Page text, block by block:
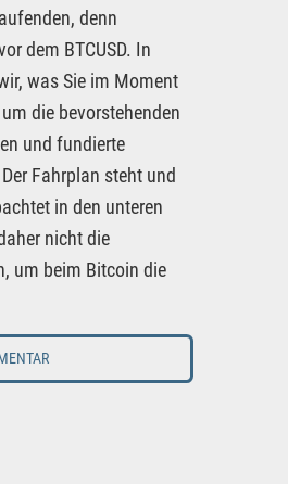
denn
dem BTCUSD. In
was Sie im Moment
die bevorstehenden
und fundierte
Fahrplan steht und
in den unteren
nicht die
um beim Bitcoin die